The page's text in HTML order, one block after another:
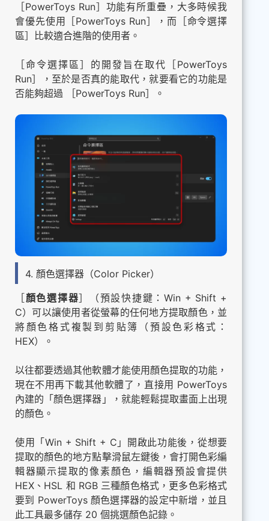
［PowerToys Run］功能有所重疊，大多時候我
會優先使用［PowerToys Run］，而［命令選擇
區］比較適合進階的使用者。
［命令選擇區］的開發旨在取代［PowerToys
Run］，至於是否真的能取代，就要看它的功能是
否能夠超過 ［PowerToys Run］。
4. 顏色選擇器（Color Picker）
［顏色選擇器］（預設快捷鍵：Win + Shift +
C）可以讓使用者從螢幕的任何地方提取顏色，並
將顏色格式複製到剪貼簿（預設色彩格式：
HEX）。
以往都要透過其他軟體才能使用顏色提取的功能，
現在不用再下載其他軟體了，直接用 PowerToys
內建的「顏色選擇器」，就能輕鬆提取畫面上出現
的顏色。
使用「Win + Shift + C」開啟此功能後，從想要
提取的顏色的地方點擊滑鼠左鍵後，會打開色彩編
輯器顯示提取的像素顏色，編輯器預設會提供
HEX、HSL 和 RGB 三種顏色格式，更多色彩格式
要到 PowerToys 顏色選擇器的設定中新增，並且
此工具最多儲存 20 個挑選顏色記錄。